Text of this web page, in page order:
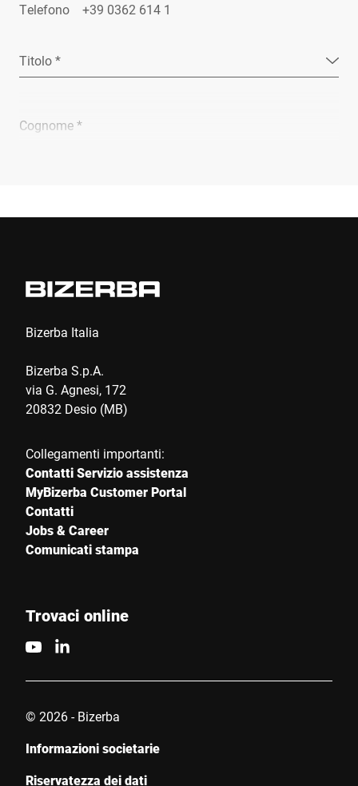
Telefono
+39 0362 614 1
Titolo *
Cognome *
Via *
CAP *
Città *
Il tuo messaggio *
Autorizzo l’utilizzo dei miei dati per elaborare questa richiesta.
Bizerba Italia
Bizerba S.p.A.
via G. Agnesi, 172
20832 Desio (MB)
Collegamenti importanti:
Contatti Servizio assistenza
MyBizerba Customer Portal
Contatti
Jobs & Career
Comunicati stampa
Trovaci online
© 2026 - Bizerba
Informazioni societarie
Riservatezza dei dati